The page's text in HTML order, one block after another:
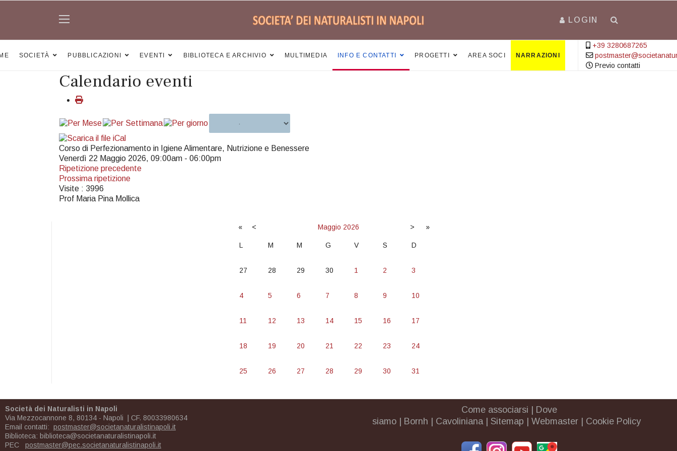
LOGIN
SOCIETÀ PUBBLICAZIONI EVENTI BIBLIOTECA E ARCHIVIO MULTIMEDIA INFO E CONTATTI PROGETTI AREA SOCI NARRAZIONI
+39 3280687265
Previo contatti
Calendario eventi
Corso di Perfezionamento in Igiene Alimentare, Nutrizione e Benessere
Venerdì 22 Maggio 2026, 09:00am - 06:00pm
Ripetizione precedente
Prossima ripetizione
Visite : 3996
Prof Maria Pina Mollica
« < Maggio 2026 > »
L M M G V S D
27 28 29 30 1 2 3
4 5 6 7 8 9 10
11 12 13 14 15 16 17
18 19 20 21 22 23 24
25 26 27 28 29 30 31
Società dei Naturalisti in Napoli
Via Mezzocannone 8, 80134 - Napoli | CF. 80033980634
Email contatti: postmaster@societanaturalistinapoli.it
Biblioteca: biblioteca@societanaturalistinapoli.it
PEC
postmaster@pec.societanaturalistinapoli.it
Come associarsi
Dove
siamo
Bornh Cavoliniana| Sitemap Webmaster Cookie Policy